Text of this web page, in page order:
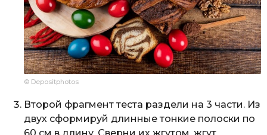
© Depositphotos
Второй фрагмент теста раздели на 3 части. Из
двух сформируй длинные тонкие полоски по